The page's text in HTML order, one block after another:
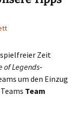
spielfreier Zeit
of Legends-
um den Einzug
Team